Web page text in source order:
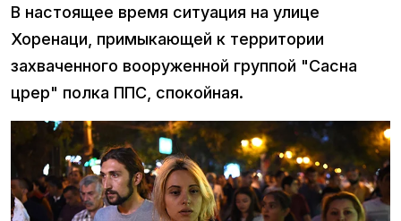
В настоящее время ситуация на улице
Хоренаци, примыкающей к территории
захваченного вооруженной группой "Сасна
црер" полка ППС, спокойная.